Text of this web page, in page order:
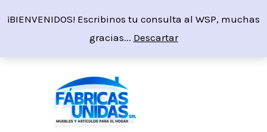
¡BIENVENIDOS! Escribinos tu consulta al WSP, muchas
gracias... Descartar